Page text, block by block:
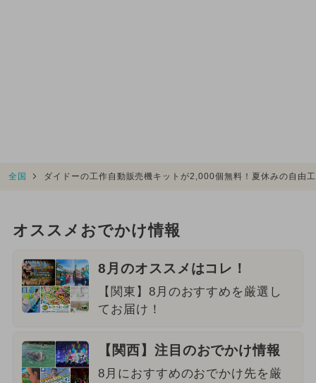
全国 ダイドーの工作自動販売機キットが2,000個無料！夏休みの自由
オススメおでかけ情報
8月のオススメはコレ！
【関東】8月のおすすめを厳選し
てお届け！
【関西】注目のおでかけ情報
8月におすすめのおでかけ先を厳